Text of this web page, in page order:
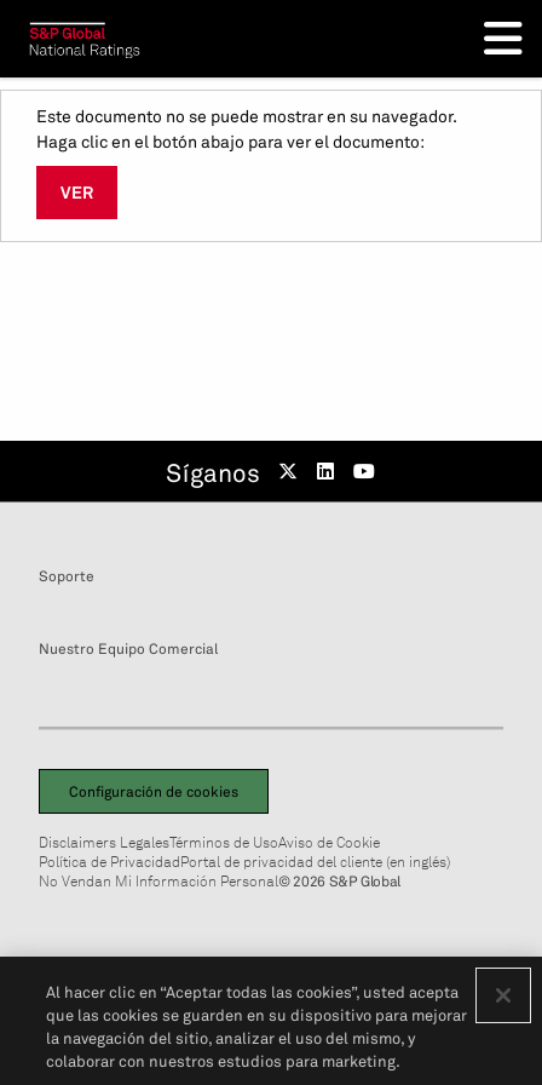
Este documento no se puede mostrar en su navegador.
Haga clic en el botón abajo para ver el documento:
VER
Síganos
Soporte
Nuestro Equipo Comercial
Configuración de cookies
Disclaimers LegalesTérminos de UsoAviso de Cookie
Política de PrivacidadPortal de privacidad del cliente (en inglés)
No Vendan Mi Información Personal© 2026 S&P Global
Al hacer clic en “Aceptar todas las cookies”, usted acepta
que las cookies se guarden en su dispositivo para mejorar
la navegación del sitio, analizar el uso del mismo, y
colaborar con nuestros estudios para marketing.